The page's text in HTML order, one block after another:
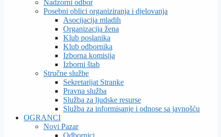
Nadzorni odbor
Posebni oblici organiziranja i djelovanja
Asocijacija mladih
Organizacija žena
Klub poslanika
Klub odbornika
Izborna komisija
Izborni štab
Stručne službe
Sekretarijat Stranke
Pravna služba
Služba za ljudske resurse
Služba za informisanje i odnose sa javnošću
OGRANCI
Novi Pazar
Odbornici